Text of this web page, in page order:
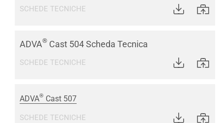
SCHEDE TECNICHE
ADVA® Cast 504 Scheda Tecnica
SCHEDE TECNICHE
ADVA® Cast 507
SCHEDE TECNICHE